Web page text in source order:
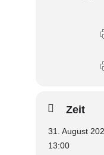
Zeit
31. August
13:00